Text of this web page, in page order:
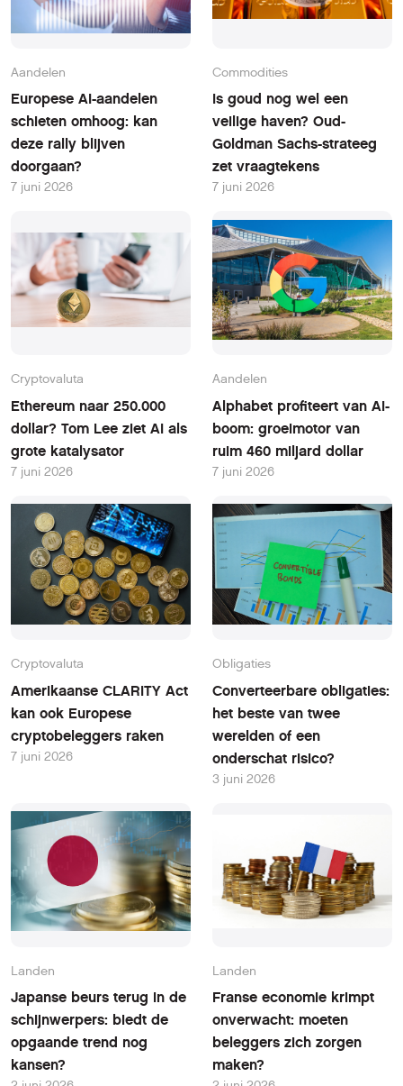
Aandelen
Europese AI-aandelen
schieten omhoog: kan
deze rally blijven
doorgaan?
7 juni 2026
Commodities
Is goud nog wel een
veilige haven? Oud-
Goldman Sachs-strateeg
zet vraagtekens
7 juni 2026
Cryptovaluta
Ethereum naar 250.000
dollar? Tom Lee ziet AI als
grote katalysator
7 juni 2026
Aandelen
Alphabet profiteert van AI-
boom: groeimotor van
ruim 460 miljard dollar
7 juni 2026
Cryptovaluta
Amerikaanse CLARITY Act
kan ook Europese
cryptobeleggers raken
7 juni 2026
Obligaties
Converteerbare obligaties:
het beste van twee
werelden of een
onderschat risico?
3 juni 2026
Landen
Japanse beurs terug in de
schijnwerpers: biedt de
opgaande trend nog
kansen?
Landen
Franse economie krimpt
onverwacht: moeten
beleggers zich zorgen
maken?